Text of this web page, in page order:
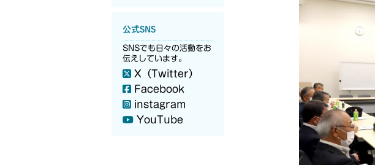
公式SNS
SNSでも日々の活動をお
伝えしています。
X（Twitter）
Facebook
instagram
YouTube